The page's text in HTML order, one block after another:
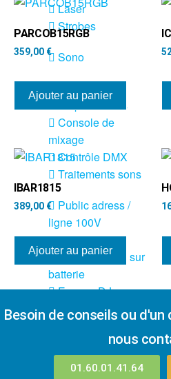
Laser
Strobes
Sono
Enceintes
Amplificateurs
Console de
mixage
Contrôle DMX
Traitements sons
Public adress /
ligne 100V
Microphone
Sono portable sur
batterie
Espace DJ
Accessoires
Câbles et
connecteurs
PARCOB15RGB
359,00 €
Ajouter au panier
IBAR1815
389,00 €
Ajouter au panier
Besoin de conseils ou d'un
nous
01.60.01.41.64